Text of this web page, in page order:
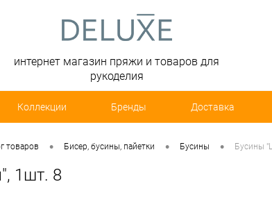
интернет магазин пряжи и товаров для
рукоделия
Коллекции Бренды Доставка
товаров • Бисер, бусины, пайетки • Бусины • Бусины
1шт. 8